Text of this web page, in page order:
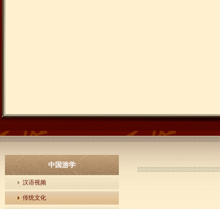
中国游学
汉语视频
传统文化